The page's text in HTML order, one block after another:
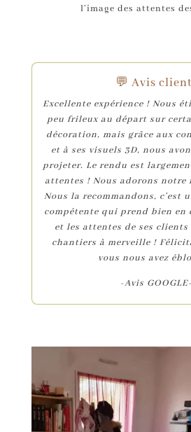
l’image des attentes
💬 Avis
Excellente expérience ! Nous
peu frileux au départ sur
décoration, mais grâce aux
et à ses visuels 3D, nous
projeter. Le rendu est
attentes ! Nous adorons
Nous la recommandons, c’est
compétente qui prend bien en
et les attentes de ses
chantiers à merveille !
vous nous avez
-Avis GOOGLE-